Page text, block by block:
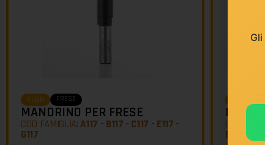
KLEIN FRESE
MANDRINO PER FRESE
COD FAMIGLIA:A117 - B117 - C117 - E117 -
G117
FRESE
COD
B110 - C110